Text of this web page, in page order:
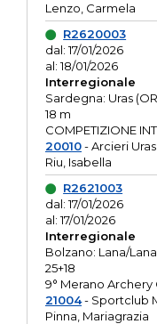
Lenzo, Carmela
R2620003
dal: 17/01/2026
al: 18/01/2026
Interregionale
Sardegna: Uras
18 m
COMPETIZIONE
20010- Arcieri Uras
Riu, Isabella
R2621003
dal: 17/01/2026
al: 17/01/2026
Interregionale
Bolzano: Lana/
25+18
9° Merano Archery
21004- Sportclub
Pinna, Mariagrazia